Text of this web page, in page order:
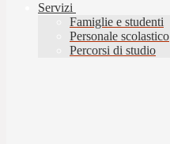
Servizi
Famiglie e studenti
Personale scolastico
Percorsi di studio